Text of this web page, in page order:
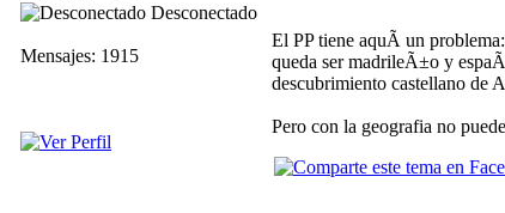
Desconectado
Mensajes: 1915
El PP tiene aquÃ­ un
queda ser madrileÃ±o y
descubrimiento castellano de
Pero con la geografia no